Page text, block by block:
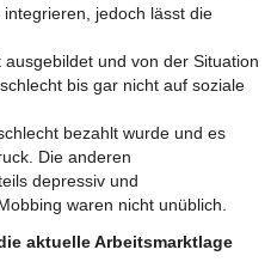
jedoch lässt die
und von der Situation
bis gar nicht auf soziale
bezahlt wurde und es
Die anderen
depressiv und
waren nicht unüblich.
aktuelle Arbeitsmarktlage